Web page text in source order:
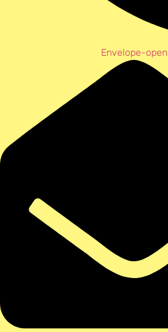
Envelope-open